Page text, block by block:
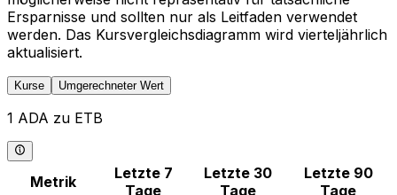
Ersparnisse und sollten nur als Leitfaden verwendet
werden. Das Kursvergleichsdiagramm wird vierteljährlich
aktualisiert.
Kurse Umgerechneter Wert
1 ADA zu ETB
Metrik
Letzte 7
Tage
Letzte 30
Tage
Letzte 90
Tage